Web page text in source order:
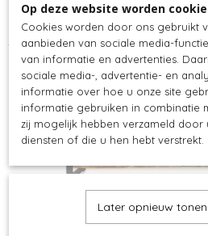
Home >Teakhout meubelen>
Mangohout dressoir Bo - 3
Op deze website worden
Cookies worden door ons gebruikt
aanbieden van sociale media-
van informatie en advertenties.
sociale media-, advertentie- en
informatie over hoe u onze site
informatie gebruiken in combinatie
zij mogelijk hebben verzameld door
diensten of die u hen hebt verstrekt.
Later opnieuw tonen